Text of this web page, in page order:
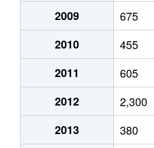
2009
675
2010
455
2011
605
2012
2,300
2013
380